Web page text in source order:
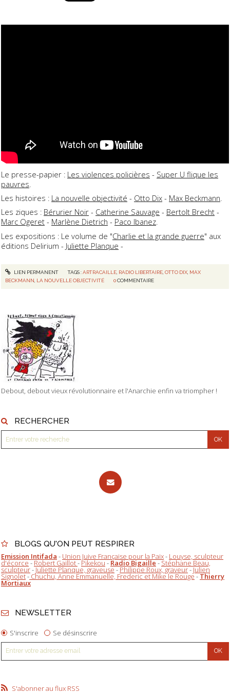
Debout, debout vieux révolutionnaire et l'Anarchie enfin va triompher !
RECHERCHER
BLOGS QU'ON PEUT RESPIRER
Emission Intifada - Union Juive Française pour la Paix- Louyse, sculpteur
d'écorce-Robert Gaillot-Pikekou-Radio Bigaille-Stéphane Beau,
sculpteur-Juliette Planque, graveuse-Philippe Roux, graveur-Julien
Signolet-Chuchu, Anne Emmanuelle, Frederic et Mike le Rouge-Thierry
Mortiaux
NEWSLETTER
S'inscrire Se désinscrire
S'abonner au flux RSS
Le presse-papier : Les violences policières - Super U flique les
pauvres.
Les histoires : La nouvelle objectivité - Otto Dix - Max Beckmann.
Les ziques : Bérurier Noir - Catherine Sauvage - Bertolt Brecht -
Marc Ogeret - Marlène Dietrich - Paco Ibanez.
Les expositions : Le volume de "Charlie et la grande guerre" aux
éditions Delirium - Juliette Planque -
LIEN PERMANENT TAGS :ARTRACAILLE, RADIO LIBERTAIRE, OTTO DIX, MAX
BECKMANN LA NOUVELLE OBJECTIVITÉ 0 COMMENTAIRE